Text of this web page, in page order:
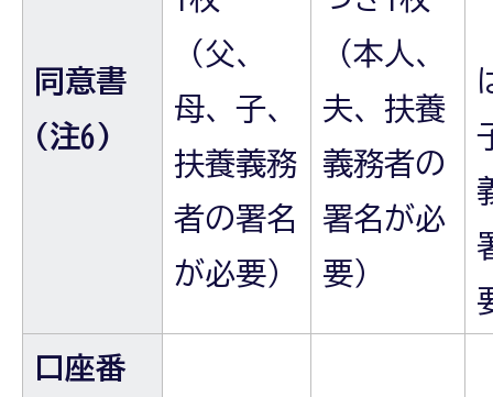
同意書
(注6)
（父、
母、子、
扶養義務
者の署名
が必要）
（本人、
夫、扶養
義務者の
署名が必
要）
口座番